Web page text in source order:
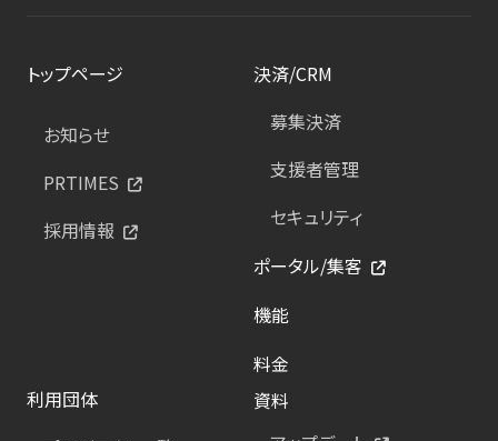
トップページ
お知らせ
PRTIMES
採用情報
決済/CRM
募集決済
支援者管理
セキュリティ
ポータル/集客
機能
料金
利用団体
資料